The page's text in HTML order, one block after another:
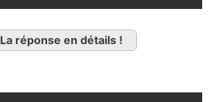
La réponse en détails !